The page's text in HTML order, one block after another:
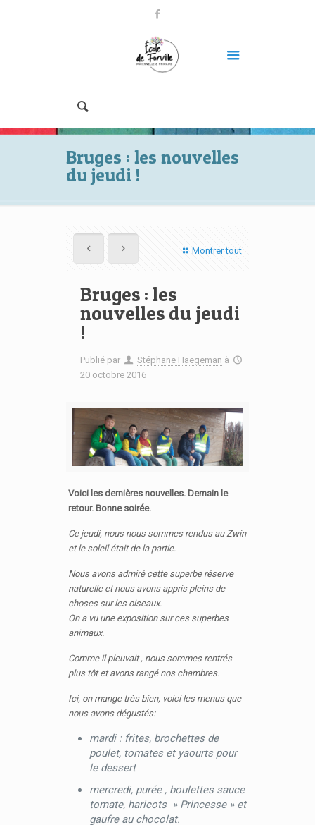
Bruges : les nouvelles
du jeudi !
Montrer tout
Bruges : les
nouvelles du jeudi
!
Publié par Stéphane Haegeman à
20 octobre 2016
Voici les dernières nouvelles. Demain le
retour. Bonne soirée.
Ce jeudi, nous nous sommes rendus au Zwin
et le soleil était de la partie.
Nous avons admiré cette superbe réserve
naturelle et nous avons appris pleins de
choses sur les oiseaux.
On a vu une exposition sur ces superbes
animaux.
Comme il pleuvait , nous sommes rentrés
plus tôt et avons rangé nos chambres.
Ici, on mange très bien, voici les menus que
nous avons dégustés:
mardi : frites, brochettes de
poulet, tomates et yaourts pour
le dessert
mercredi, purée , boulettes sauce
tomate, haricots » Princesse » et
gaufre au chocolat.